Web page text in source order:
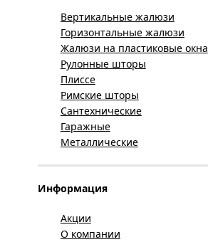
Вертикальные жалюзи
Горизонтальные жалюзи
Жалюзи на пластиковые окна
Рулонные шторы
Плиссе
Римские шторы
Сантехнические
Гаражные
Металлические
Информация
Акции
О компании